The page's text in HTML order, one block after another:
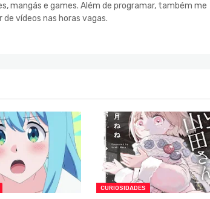
mangás e games. Além de programar, também me
vídeos nas horas vagas.
CURIOSIDADES